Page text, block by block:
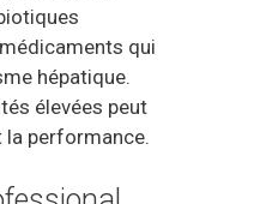
qui
hépatique.
élevées peut
la performance.